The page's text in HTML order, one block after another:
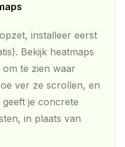
installeer eerst
Bekijk heatmaps
te zien waar
ver ze scrollen, en
je concrete
in plaats van